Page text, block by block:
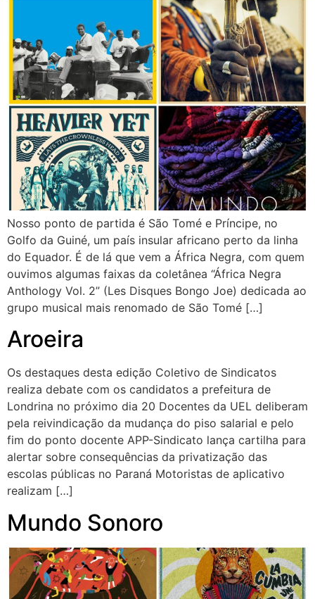
Nosso ponto de partida é São Tomé e Príncipe, no
Golfo da Guiné, um país insular africano perto da linha
do Equador. É de lá que vem a África Negra, com quem
ouvimos algumas faixas da coletânea “África Negra
Anthology Vol. 2” (Les Disques Bongo Joe) dedicada ao
grupo musical mais renomado de São Tomé […]
Aroeira
Os destaques desta edição Coletivo de Sindicatos
realiza debate com os candidatos a prefeitura de
Londrina no próximo dia 20 Docentes da UEL deliberam
pela reivindicação da mudança do piso salarial e pelo
fim do ponto docente APP-Sindicato lança cartilha para
alertar sobre consequências da privatização das
escolas públicas no Paraná Motoristas de aplicativo
realizam […]
Mundo Sonoro